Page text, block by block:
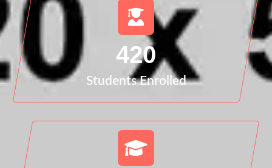
420
Students Enrolled